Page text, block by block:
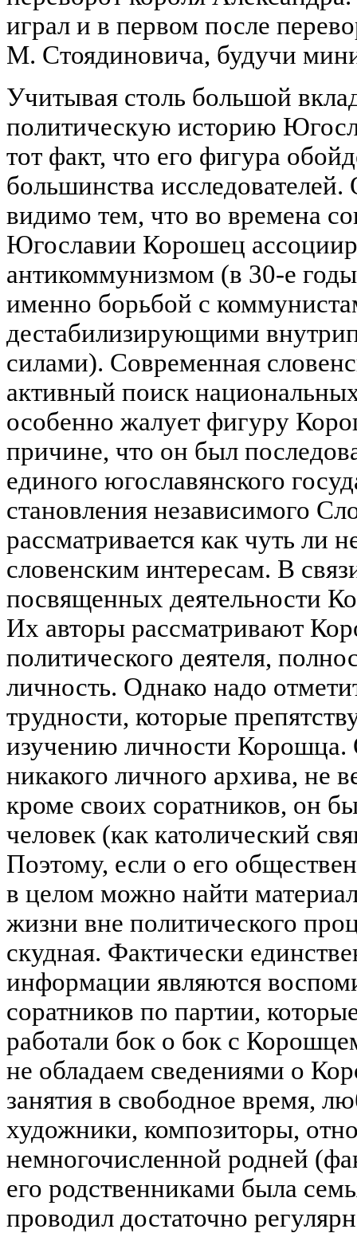
играл и в первом после
М. Стоядиновича, будучи
Учитывая столь большой
политическую историю
тот факт, что его фигура
большинства исследователей.
видимо тем, что во времена
Югославии Корошец
антикоммунизмом (в 30-е
именно борьбой с
дестабилизирующими
силами). Современная
активный поиск
особенно жалует фигуру
причине, что он был
единого югославянского
становления независимого
рассматривается как чуть ли
словенским интересам. В
посвященных деятельности
Их авторы рассматривают
политического деятеля,
личность. Однако надо
трудности, которые
изучению личности Корошца.
никакого личного архива, не
кроме своих соратников, он
человек (как католический
Поэтому, если о его
в целом можно найти
жизни вне политического
скудная. Фактически
информации являются
соратников по партии,
работали бок о бок с
не обладаем сведениями о
занятия в свободное время,
художники, композиторы,
немногочисленной родней
его родственниками была
проводил достаточно